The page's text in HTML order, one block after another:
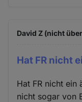
David Z (nicht
Hat FR nicht
Hat FR nicht ein
nicht sogar von